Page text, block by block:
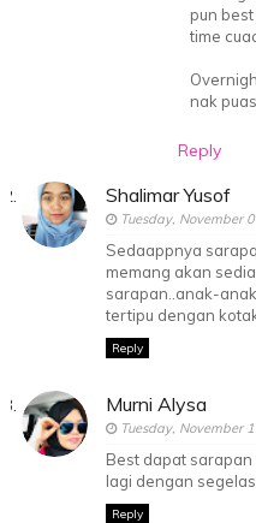
pun
time
nak
Reply
Shalimar Yusof
Tuesday, November
Sedaappnya
memang akan
sarapan..anak-
tertipu dengan
Reply
Murni Alysa
Tuesday, November
Best dapat
lagi dengan
Reply